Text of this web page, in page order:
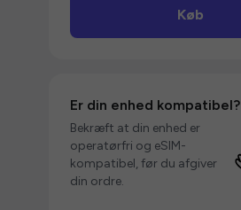
Køb
Er din enhed kompatibel?
Bekræft at din enhed er
operatørfri og eSIM-
kompatibel, før du afgiver
din ordre.